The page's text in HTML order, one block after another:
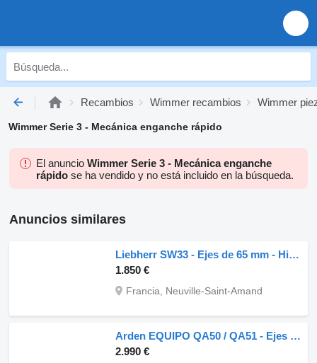
Recambios Wimmer recambios Wimmer
Wimmer Serie 3 - Mecánica enganche rápido
El anuncio Wimmer Serie 3 - Mecánica enganche
rápido se ha vendido y no está incluido en la búsqueda.
Anuncios similares
Liebherr SW33 - Ejes de 65 mm - Hidráulico enganche rápido
1.850 €
Francia, Neuville-Saint-Amand
Arden EQUIPO QA50 / QA51 - Ejes de 80 mm enganche rápido
2.990 €